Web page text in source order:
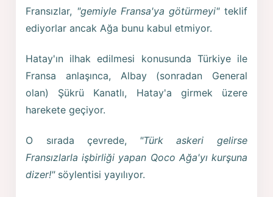
Fransızlar, "gemiyle Fransa'ya götürmeyi" teklif
ediyorlar ancak Ağa bunu kabul etmiyor.
Hatay'ın ilhak edilmesi konusunda Türkiye ile
Fransa anlaşınca, Albay (sonradan General
olan) Şükrü Kanatlı, Hatay'a girmek üzere
harekete geçiyor.
O sırada çevrede, "Türk askeri gelirse
Fransızlarla işbirliği yapan Qoco Ağa'yı kurşuna
dizer!" söylentisi yayılıyor.